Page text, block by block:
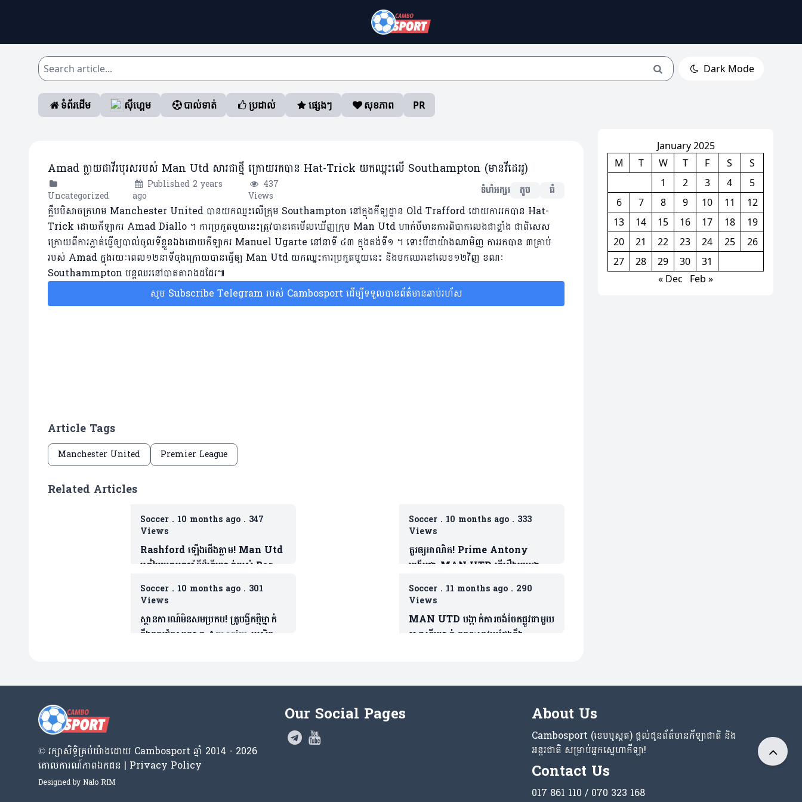
Dark Mode
ទំព័រដើម ស៊ីហ្គេម បាល់ទាត់ ប្រដាល់ ផ្សេងៗ សុខភាព PR
Amad ក្លាយជាវីរបុរសរបស់ Man Utd សារជាថ្មី ក្រោយរកបាន Hat-Trick យកឈ្នះលើ Southampton (មានវីដេអូ)
Uncategorized
Published 2 years
ago
437
Views
ទំហំអក្សរ តូច ធំ
ក្លឹបបិសាចក្រហម Manchester United បានយកឈ្នះលើក្រុម Southampton នៅក្នុងកីឡដ្ឋាន Old Trafford ដោយការរកបាន Hat-
Trick ដោយកីឡាករ ​Amad Diallo ។ ការប្រកួតមួយនេះត្រូវបានគេមើលឃើញក្រុម Man Utd ហាក់បីមានការពិបាកលេងជាខ្លាំង ជាពិសេស
ក្រោយពីការភ្លាត់ធ្វើឲ្យបាល់ចូលទីខ្លួនឯងដោយកីឡាករ Manuel Ugarte នៅនាទី ៤៣ ក្នុងតង់ទី១ ។ ទោះបីជាយ៉ាងណាមិញ ការរកបាន ៣គ្រាប់
របស់ Amad ក្នុងរយៈពេល១២នាទីចុងក្រោយបានធ្វើឲ្យ Man Utd យកឈ្នះការប្រកួតមួយនេះ និងមកឈរនៅលេខ១២វិញ ខណៈ
Southammpton បន្តឈរនៅបាតតារាងដដែរ៕
សូម Subscribe Telegram របស់ Cambosport ដើម្បីទទួលបានព័ត៌មានឆាប់រហ័ស
Article Tags
Manchester United Premier League
Related Articles
Soccer. 10 months ago. 347
Views
Rashford ឡើងជើងភ្លាម! Man Utd
ត្រៀមយកអ្នកចាំទីដ៏ឆ្នើមម្នាក់របស់ Barca
ជាថ្នូរទិញលក់ផ្ដាច់កុងត្រា
Soccer. 10 months ago. 333
Views
គួរឲ្យអាណិត! Prime Antony
បង្ហើបថា MAN UTD ធ្វើរឿងមួយដាក់
ដែលជាទង្វើមិនផ្តល់តម្លៃឲ្យខ្លួន
Soccer. 10 months ago. 301
Views
ស្ថានការណ៍មិនសមប្រកប! គ្រូបង្វឹកថ្មីម្នាក់
នឹងចូលជំនួសលោក Amorim ប្រសិនក្លឹប
Soccer. 11 months ago. 290
Views
MAN UTD បង្អាក់ការចង់ចែកផ្លូវជាមួយ
តារាឆ្នើមម្នាក់ ខណៈត្រូវប្រជែងនឹង
January 2025
M
T W T F S
S
1
2 3 4
5
6
7 8 9 10 11
12
13
14 15 16 17 18
19
20
21 22 23 24 25
26
27
28 29 30
31
« Dec
Feb »
© រក្សា​សិទ្ធិ​គ្រប់​យ៉ាង​ដោយ​ Cambosport ឆ្នាំ 2014 - 2026
គោលការណ៍​ភាព​ឯកជន | Privacy Policy
Designed by Nalo RIM
Our Social Pages About Us
Cambosport (ខេមបូស្ពត) ផ្តល់ជូនព័ត៌មានកីឡាជាតិ និង
អន្តរជាតិ សម្រាប់អ្នកស្នេហាកីឡា!
Contact Us
017 861 110 / 070 323 168